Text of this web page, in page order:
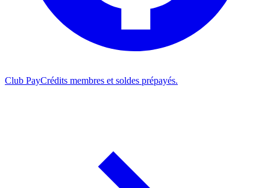
Club PayCrédits membres et soldes prépayés.